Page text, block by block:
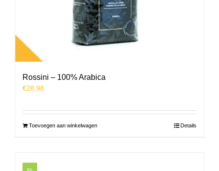
Rossini – 100% Arabica
€28,98
Toevoegen aan winkelwagen Details